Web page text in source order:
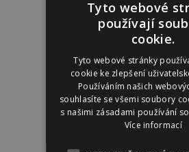
Redakce
Redakce magazínu
Tyto webové
používají
cookie.
Tyto webové stránky
cookie ke zlepšení
Používáním našich
souhlasíte se všemi soubory
s našimi zásadami používání
Více informací